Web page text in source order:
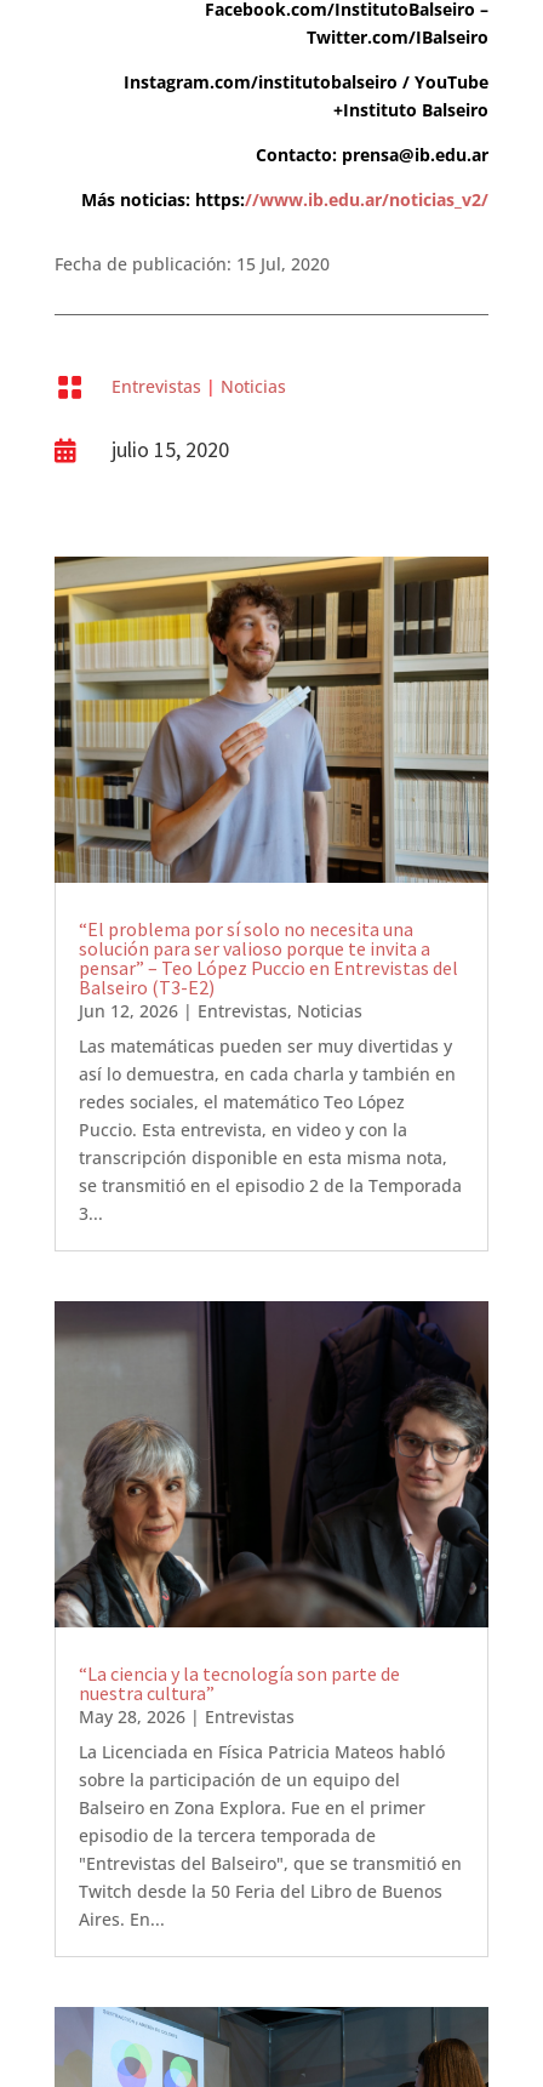
Facebook.com/InstitutoBalseiro –
Twitter.com/IBalseiro
Instagram.com/institutobalseiro /YouTube
+Instituto Balseiro
Contacto: prensa@ib.edu.ar
Más noticias: https://www.ib.edu.ar/noticias_v2/
Fecha de publicación: 15 Jul, 2020
 Entrevistas | Noticias
 julio 15, 2020
“El problema por sí solo no necesita una
solución para ser valioso porque te invita a
pensar” – Teo López Puccio en Entrevistas del
Balseiro (T3-E2)
Jun 12, 2026| Entrevistas, Noticias
Las matemáticas pueden ser muy divertidas y
así lo demuestra, en cada charla y también en
redes sociales, el matemático Teo López
Puccio. Esta entrevista, en video y con la
transcripción disponible en esta misma nota,
se transmitió en el episodio 2 de la Temporada
3...
“La ciencia y la tecnología son parte de
nuestra cultura”
May 28, 2026| Entrevistas
La Licenciada en Física Patricia Mateos habló
sobre la participación de un equipo del
Balseiro en Zona Explora. Fue en el primer
episodio de la tercera temporada de
"Entrevistas del Balseiro", que se transmitió en
Twitch desde la 50 Feria del Libro de Buenos
Aires. En...